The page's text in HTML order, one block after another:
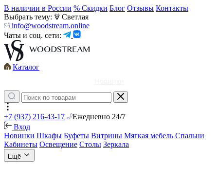
В наличии в России % Скидки Блог Отзывы Контакты
Выбрать тему:
Светлая
info@woodstream.online
Чаты и соц. сети:
Каталог
+7 (937) 216-43-17
Ежедневно 24/7
Вход
Новинки Шкафы Буфеты Витрины Мягкая мебель Спальни
Кабинеты Освещение Столы Зеркала
Ещё